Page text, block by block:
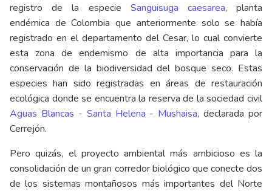
registro de la especie Sanguisuga caesarea, planta
endémica de Colombia que anteriormente solo se había
registrado en el departamento del Cesar, lo cual convierte
esta zona de endemismo de alta importancia para la
conservación de la biodiversidad del bosque seco. Estas
especies han sido registradas en áreas de restauración
ecológica donde se encuentra la reserva de la sociedad civil
Aguas Blancas - Santa Helena - Mushaisa, declarada por
Cerrejón.
Pero quizás, el proyecto ambiental más ambicioso es la
consolidación de un gran corredor biológico que conecte dos
de los sistemas montañosos más importantes del Norte